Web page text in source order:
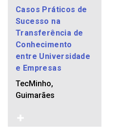
Casos Práticos de
Sucesso na
Transferência de
Conhecimento
entre Universidade
e Empresas
TecMinho,
Guimarães